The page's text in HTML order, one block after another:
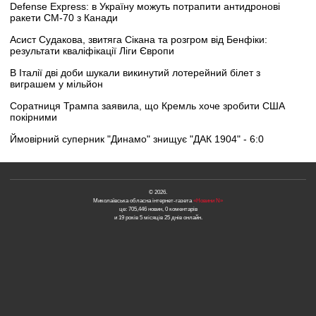
Defense Express: в Україну можуть потрапити антидронові
ракети CM-70 з Канади
Асист Судакова, звитяга Сікана та розгром від Бенфіки:
результати кваліфікації Ліги Європи
В Італії дві доби шукали викинутий лотерейний білет з
виграшем у мільйон
Соратниця Трампа заявила, що Кремль хоче зробити США
покірними
Ймовірний суперник "Динамо" знищує "ДАК 1904" - 6:0
© 2026.
Миколаївська обласна інтернет-газета«Новини N»
це: 705,446 новин, 0 коментарів
и 19 років 5 місяців 25 днів онлайн.